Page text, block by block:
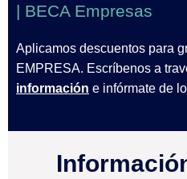
| BECA Empresas
Aplicamos descuentos para
EMPRESA. Escríbenos a
información e infórmate de